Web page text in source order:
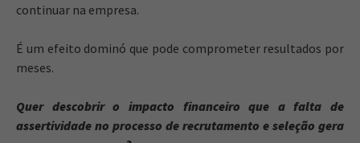
continuar na empresa.
É um efeito dominó que pode comprometer resultados por
meses.
Quer descobrir o impacto financeiro que a falta de
assertividade no processo de recrutamento e seleção gera